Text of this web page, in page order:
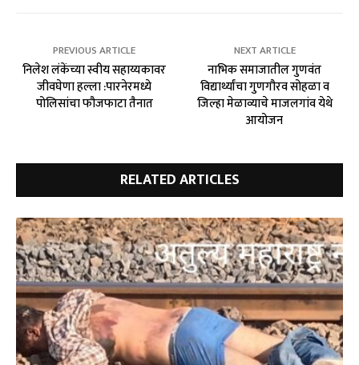
PREVIOUS ARTICLE
निलेश लंकेंच्या स्वीय सहाय्यकावर
जीवघेणा हल्ला :पारनेरमध्ये
पोलिसांचा फौजफाटा तैनात
NEXT ARTICLE
नाभिक समाजातील गुणवंत
विद्यार्थ्यांचा गुणगौरव सोहळा व
जिल्हा मेळाव्याचे माजलगांव येथे
आयोजन
RELATED ARTICLES